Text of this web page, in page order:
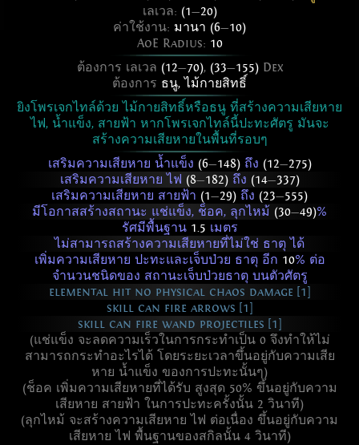
เลเวล: (1—20)
ค่าใช้งาน: มานา (6—10)
AoE Radius: 10
ต้องการ เลเวล (12—70), (33—155)Dex
ต้องการ ธนู, ไม้กายสิทธิ์
ยิงโพรเจกไทล์ด้วย ไม้กายสิทธิ์หรือธนู ที่สร้างความเสียหาย
ไฟ, น้ำแข็ง, สายฟ้า หากโพรเจกไทล์นี้ปะทะศัตรู มันจะ
สร้างความเสียหายในพื้นที่รอบๆ
เสริมความเสียหาย น้ำแข็ง (6—148)ถึง (12—275)
เสริมความเสียหาย ไฟ (8—182)ถึง (14—337)
เสริมความเสียหาย สายฟ้า (1—29) ถึง (23—555)
มีโอกาสสร้างสถานะ แช่แข็ง, ช็อค, ลุกไหม้ (30—49)%
รัศมีพื้นฐาน 1.5 เมตร
ไม่สามารถสร้างความเสียหายที่ไม่ใช่ ธาตุ ได้
เพิ่มความเสียหาย ปะทะและเจ็บป่วย ธาตุ อีก 10% ต่อ
จำนวนชนิดของ สถานะเจ็บป่วยธาตุ บนตัวศัตรู
elemental hit no physical chaos damage [1]
skill can fire arrows [1]
skill can fire wand projectiles [1]
(แช่แข็ง จะลดความเร็วในการกระทำเป็น 0 จึงทำให้ไม่
สามารถกระทำอะไรได้ โดยระยะเวลาขึ้นอยู่กับความเสีย
หาย น้ำแข็ง ของการปะทะนั้นๆ)
(ช็อค เพิ่มความเสียหายที่ได้รับ สูงสุด 50% ขึ้นอยู่กับความ
เสียหาย สายฟ้า ในการปะทะครั้งนั้น 2 วินาที)
(ลุกไหม้ จะสร้างความเสียหาย ไฟ ต่อเนื่อง ขึ้นอยู่กับความ
เสียหาย ไฟ พื้นฐานของสกิลนั้น 4 วินาที)